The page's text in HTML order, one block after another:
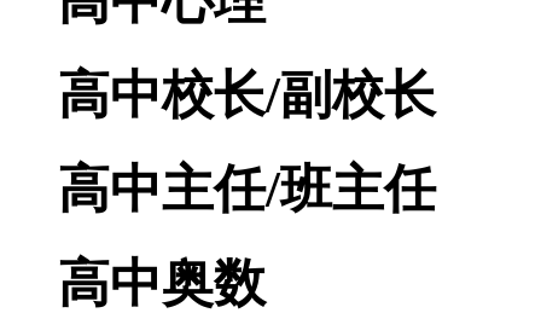
高中校长/副校长
高中主任/班主任
高中奥数